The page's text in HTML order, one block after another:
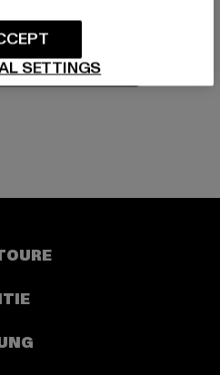
SETTINGS